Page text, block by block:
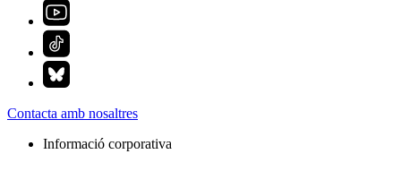
Contacta amb nosaltres
Informació corporativa